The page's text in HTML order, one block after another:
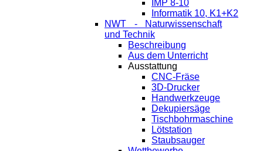
IMP 8-10
Informatik 10, K1+K2
NWT - Naturwissenschaft
und Technik
Beschreibung
Aus dem Unterricht
Ausstattung
CNC-Fräse
3D-Drucker
Handwerkzeuge
Dekupiersäge
Tischbohrmaschine
Lötstation
Staubsauger